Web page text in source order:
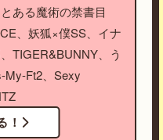
ある魔術の禁書目
、妖狐×僕SS、イナ
TIGER&BUNNY、う
Ft2、Sexy
！